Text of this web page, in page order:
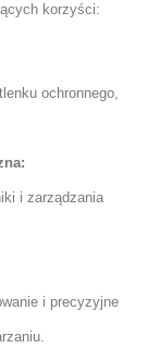
korzyści:
ochronnego,
i zarządzania
i precyzyjne